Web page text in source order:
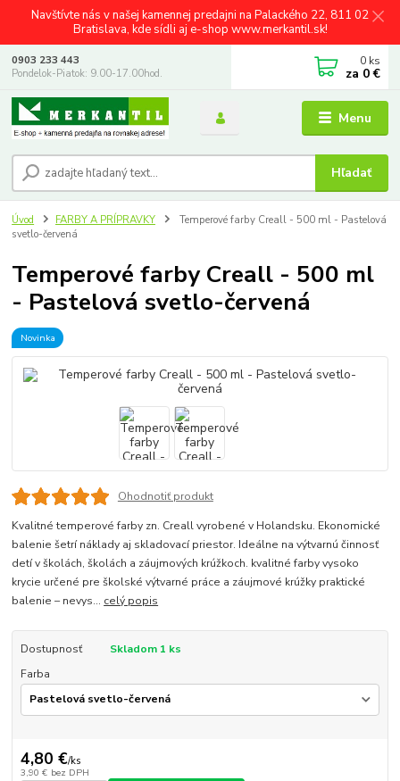
Navštívte nás v našej kamennej predajni na Palackého 22, 811 02
Bratislava, kde sídli aj e-shop www.merkantil.sk!
Menu
Hľadať
0903 233 443
Pondelok-Piatok: 9.00-17.00hod.
0 ks
za 0 €
Úvod FARBY A PRÍPRAVKY
Temperové farby Creall - 500 ml - Pastelová
svetlo-červená
Temperové farby Creall - 500 ml
- Pastelová svetlo-červená
Novinka
Ohodnotiť produkt
Kvalitné temperové farby zn. Creall vyrobené v Holandsku. Ekonomické
balenie šetrí náklady aj skladovací priestor. Ideálne na výtvarnú činnosť
detí v školách, školách a záujmových krúžkoch. kvalitné farby vysoko
krycie určené pre školské výtvarné práce a záujmové krúžky praktické
balenie – nevys... celý popis
Dostupnosť
Skladom 1 ks
Farba
4,80 €/ks
3,90 € bez DPH